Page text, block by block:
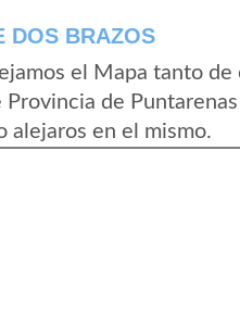
DOS BRAZOS
el Mapa tanto de
Provincia de
alejaros en el mismo.